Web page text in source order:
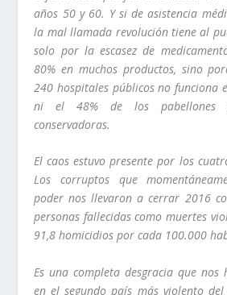
años 50 y 60. Y si de asistencia
la mal llamada revolución tiene al
solo por la escasez de
80% en muchos productos, sino
240 hospitales públicos no funciona
ni el 48% de los pabellones
conservadoras.
El caos estuvo presente por los
Los corruptos que
poder nos llevaron a cerrar 2016
personas fallecidas como muertes
91,8 homicidios por cada 100.000
Es una completa desgracia que nos
en el segundo país más violento del